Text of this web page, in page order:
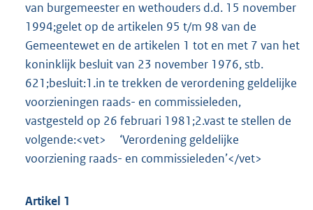
van burgemeester en wethouders d.d. 15 november
1994;gelet op de artikelen 95 t/m 98 van de
Gemeentewet en de artikelen 1 tot en met 7 van het
koninklijk besluit van 23 november 1976, stb.
621;besluit:1.in te trekken de verordening geldelijke
voorzieningen raads- en commissieleden,
vastgesteld op 26 februari 1981;2.vast te stellen de
volgende:<vet> ‘Verordening geldelijke
voorziening raads- en commissieleden’</vet>
Artikel 1